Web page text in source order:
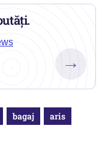
→
bagaj aris